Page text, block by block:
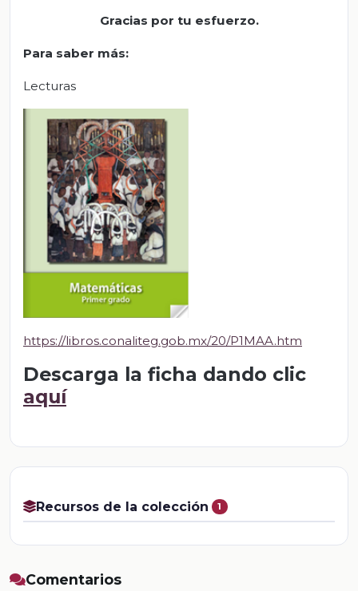
Gracias por tu esfuerzo.
Para saber más:
Lecturas
https://libros.conaliteg.gob.mx/20/P1MAA.htm
Descarga la ficha dando clic
aquí
Recursos de la colección 1
Comentarios